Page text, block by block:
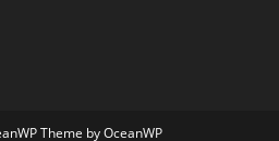
Theme by OceanWP